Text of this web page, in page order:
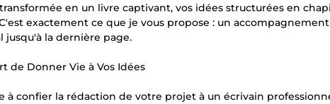
en un livre captivant, vos idées structurées en
exactement ce que je vous propose : un
la dernière page.
de Donner Vie à Vos Idées
à confier la rédaction de votre projet à un écrivain